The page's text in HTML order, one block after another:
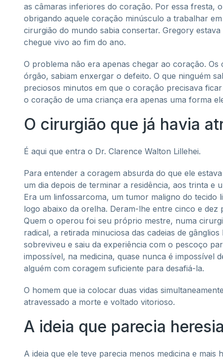
as câmaras inferiores do coração. Por essa fresta,
obrigando aquele coração minúsculo a trabalhar
cirurgião do mundo sabia consertar. Gregory
chegue vivo ao fim do ano.
O problema não era apenas chegar ao coração.
órgão, sabiam enxergar o defeito. O que ninguém
preciosos minutos em que o coração precisava
o coração de uma criança era apenas uma forma
O cirurgião que já havia
É aqui que entra o Dr. Clarence Walton Lillehei.
Para entender a coragem absurda do que ele
um dia depois de terminar a residência, aos trinta
Era um linfossarcoma, um tumor maligno do tecido
logo abaixo da orelha. Deram-lhe entre cinco e
Quem o operou foi seu próprio mestre, numa
radical, a retirada minuciosa das cadeias de
sobreviveu e saiu da experiência com o pescoço
impossível, na medicina, quase nunca é impossível
alguém com coragem suficiente para desafiá-la.
O homem que ia colocar duas vidas
atravessado a morte e voltado vitorioso.
A ideia que parecia heresia
A ideia que ele teve parecia menos medicina e mais